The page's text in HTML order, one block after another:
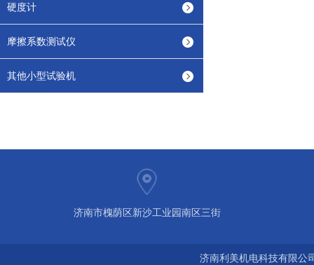
硬度计
摩擦系数测试仪
其他小型试验机
济南市槐荫区新沙工业园南区三街
济南利美机电科技有限